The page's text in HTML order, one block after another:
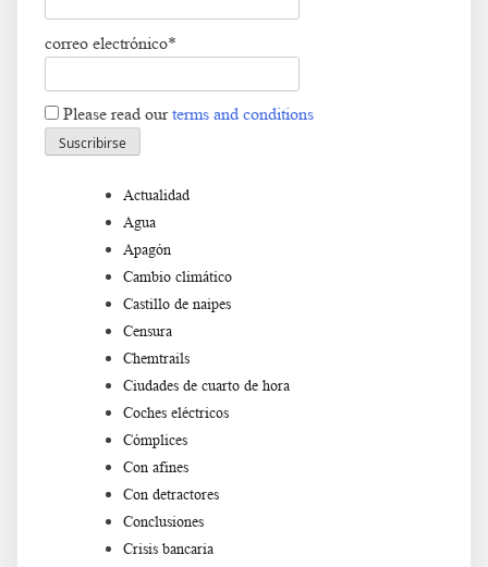
correo electrónico*
Please read ourterms and conditions
Actualidad
Agua
Apagón
Cambio climático
Castillo de naipes
Censura
Chemtrails
Ciudades de cuarto de hora
Coches eléctricos
Cómplices
Con afines
Con detractores
Conclusiones
Crisis bancaria